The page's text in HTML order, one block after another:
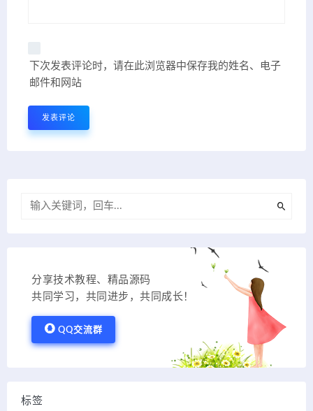
下次发表评论时，请在此浏览器中保存我的姓名、电子
邮件和网站
分享技术教程、精品源码
共同学习，共同进步，共同成长！
QQ交流群
标签